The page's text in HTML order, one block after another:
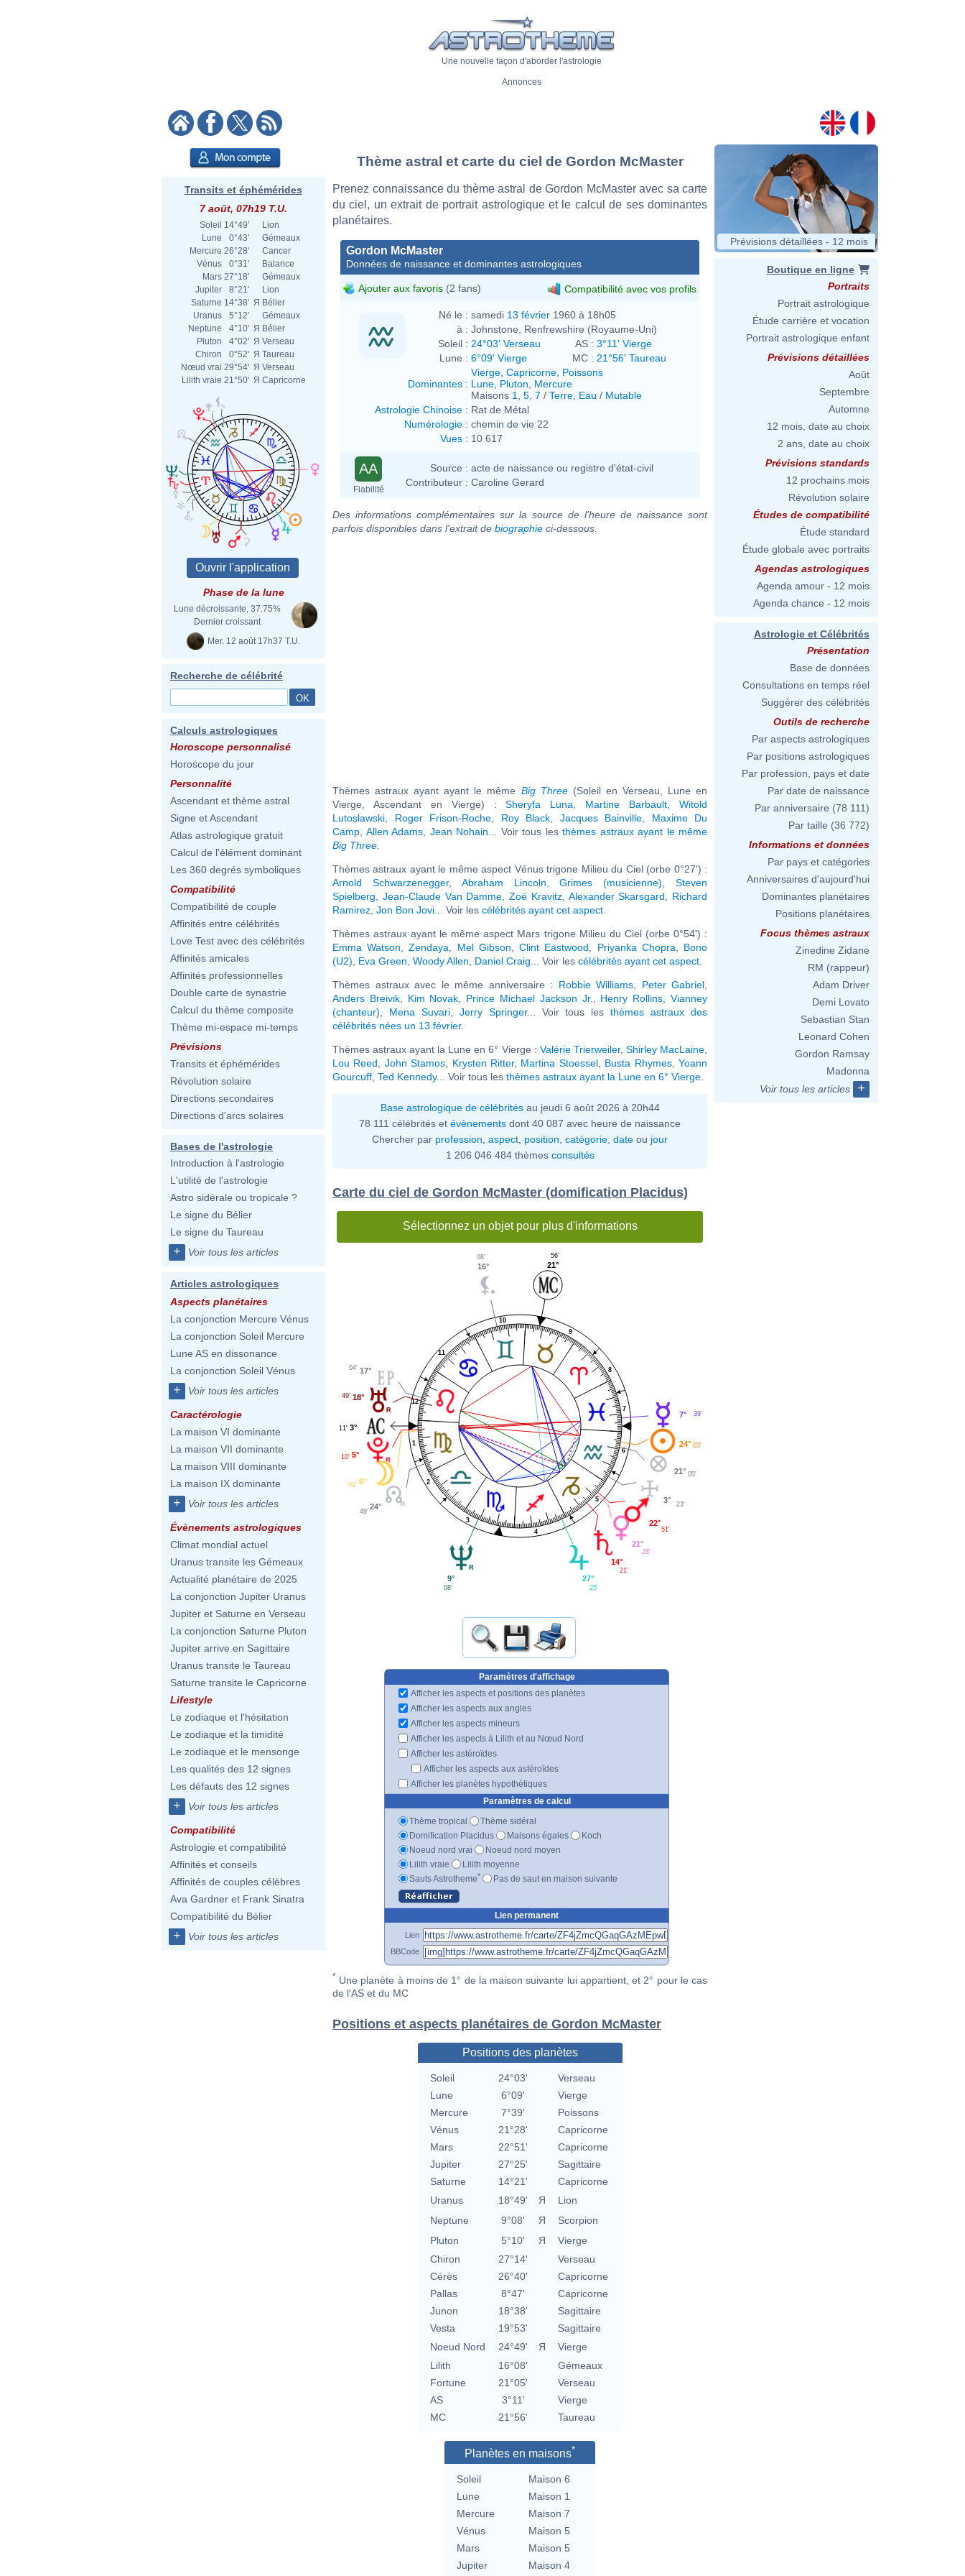
Une nouvelle façon d'aborder l'astrologie
Annonces
Transits et éphémérides
7 août, 07h19 T.U.
Soleil 14°49'
Lion
Lune
0°43'
Gémeaux
Mercure 26°28'
Cancer
Vénus
0°31'
Balance
Mars 27°18'
Gémeaux
Jupiter
8°21'
Lion
Saturne 14°38' Я Bélier
Uranus
5°12'
Gémeaux
Neptune
4°10' Я Bélier
Pluton
4°02' Я Verseau
Chiron
0°52' Я Taureau
Nœud vrai 29°54' Я Verseau
Lilith vraie 21°50' Я Capricorne
Phase de la lune
Lune décroissante, 37.75%
Dernier croissant
Mer. 12 août 17h37 T.U.
Recherche de célébrité
Calculs astrologiques
Horoscope personnalisé
Horoscope du jour
Personnalité
Ascendant et thème astral
Signe et Ascendant
Atlas astrologique gratuit
Calcul de l'élément dominant
Les 360 degrés symboliques
Compatibilité
Compatibilité de couple
Affinités entre célébrités
Love Test avec des célébrités
Affinités amicales
Affinités professionnelles
Double carte de synastrie
Calcul du thème composite
Thème mi-espace mi-temps
Prévisions
Transits et éphémérides
Révolution solaire
Directions secondaires
Directions d'arcs solaires
Bases de l'astrologie
Introduction à l'astrologie
L'utilité de l'astrologie
Astro sidérale ou tropicale ?
Le signe du Bélier
Le signe du Taureau
+ Voir tous les articles
Articles astrologiques
Aspects planétaires
La conjonction Mercure Vénus
La conjonction Soleil Mercure
Lune AS en dissonance
La conjonction Soleil Vénus
+ Voir tous les articles
Caractérologie
La maison VI dominante
La maison VII dominante
La maison VIII dominante
La maison IX dominante
+ Voir tous les articles
Évènements astrologiques
Climat mondial actuel
Uranus transite les Gémeaux
Actualité planétaire de 2025
La conjonction Jupiter Uranus
Jupiter et Saturne en Verseau
La conjonction Saturne Pluton
Jupiter arrive en Sagittaire
Uranus transite le Taureau
Saturne transite le Capricorne
Lifestyle
Le zodiaque et l'hésitation
Le zodiaque et la timidité
Le zodiaque et le mensonge
Les qualités des 12 signes
Les défauts des 12 signes
+ Voir tous les articles
Compatibilité
Astrologie et compatibilité
Affinités et conseils
Affinités de couples célèbres
Ava Gardner et Frank Sinatra
Compatibilité du Bélier
+ Voir tous les articles
Thème astral et carte du ciel de Gordon McMaster
Prenez connaissance du thème astral de Gordon McMaster avec sa carte
du ciel, un extrait de portrait astrologique et le calcul de ses dominantes
planétaires.
Gordon McMaster
Données de naissance et dominantes astrologiques
Ajouter aux favoris (2 fans) Compatibilité avec vos profils
Né le : samedi 13 février 1960 à 18h05
à : Johnstone, Renfrewshire (Royaume-Uni)
Soleil : 24°03' Verseau AS : 3°11' Vierge
Lune : 6°09' Vierge MC : 21°56' Taureau
Dominantes :
Vierge Capricorne Poissons
Lune Pluton
Mercure
Maisons 1 5 7 / Terre Eau / Mutable
Astrologie Chinoise : Rat de Métal
Numérologie : chemin de vie 22
Vues : 10 617
AA
Fiabilité
Source : acte de naissance ou registre d'état-civil
Contributeur : Caroline Gerard
Des informations complémentaires sur la source de l'heure de naissance sont
parfois disponibles dans l'extrait de biographie ci-dessous.
Thèmes astraux ayant ayant le même Big Three(Soleil en Verseau, Lune en
Vierge, Ascendant en Vierge) :Sheryfa Luna Martine Barbault ,Witold
Lutoslawski
Roger Frison-Roche Roy Black Jacques Bainville
Maxime Du
Camp Allen Adams Jean Nohain ... Voir tous les thèmes astraux ayant le même
Big Three
Thèmes astraux ayant le même aspect Vénus trigone Milieu du Ciel (orbe 0°27') :
Arnold Schwarzenegger, Abraham Lincoln ,Grimes (musicienne) ,Steven
Spielberg
Jean-Claude Van Damme Zoë Kravitz, Alexander Skarsgard
Richard
Ramirez Jon Bon Jovi ... Voir les célébrités ayant cet aspect
Thèmes astraux ayant le même aspect Mars trigone Milieu du Ciel (orbe 0°54') :
Emma Watson ,Zendaya Mel Gibson ,Clint Eastwood Priyanka Chopra
Bono
(U2)
Eva Green Woody Allen Daniel Craig ... Voir les célébrités ayant cet aspect
Thèmes astraux avec le même anniversaire : Robbie Williams Peter Gabriel
Anders Breivik, Kim Novak Prince Michael Jackson Jr. Henry Rollins ,Vianney
(chanteur)
Mena Suvari, Jerry Springer... Voir tous lesthèmes astraux des
célébrités nées un 13 février.
Thèmes astraux ayant la Lune en 6° Vierge : Valérie Trierweiler, Shirley MacLaine
Lou Reed
John Stamos Krysten Ritter, Martina Stoessel, Busta Rhymes,Yoann
Gourcuff Ted Kennedy... Voir tous les thèmes astraux ayant la Lune en 6° Vierge
Base astrologique de célébritésau jeudi 6 août 2026 à 20h44
78 111 célébrités et évènements dont 40 087 avec heure de naissance
Chercher par profession aspect position catégorie date ou jour
1 206 046 484 thèmes consultés
Carte du ciel de Gordon McMaster (domification Placidus)
Sélectionnez un objet pour plus d'informations
1
2
3
4
5
6
7
8
9
10
11
12
7° 39'
21°
56'
16°
08'
17°
04'
18°
49'
3°
11'
5°
10'
6°
09'
24°
49'
9°
08'
27°
25'
14°
21'
21°
28'
22°
51'
3°
23'
21° 05'
24° 03'
Paramètres d'affichage
Afficher les aspects et positions des planètes
Afficher les aspects aux angles
Afficher les aspects mineurs
Afficher les aspects à Lilith et au Nœud Nord
Afficher les astéroïdes
Afficher les aspects aux astéroïdes
Afficher les planètes hypothétiques
Paramètres de calcul
Thème tropical
Thème sidéral
Domification Placidus
Maisons égales
Koch
Noeud nord vrai
Noeud nord moyen
Lilith vraie
Lilith moyenne
Sauts Astrotheme* Pas de saut en maison suivante
Lien permanent
Lien
BBCode
* Une planète à moins de 1° de la maison suivante lui appartient, et 2° pour le cas
de l'AS et du MC
Positions et aspects planétaires de Gordon McMaster
Positions des planètes
Soleil 24°03'
Verseau
Lune
6°09'
Vierge
Mercure
7°39'
Poissons
Vénus
21°28'
Capricorne
Mars
22°51'
Capricorne
Jupiter
27°25'
Sagittaire
Saturne
14°21'
Capricorne
Uranus
18°49' Я
Lion
Neptune
9°08' Я
Scorpion
Pluton
5°10' Я
Vierge
Chiron
27°14'
Verseau
Cérès
26°40'
Capricorne
Pallas
8°47'
Capricorne
Junon
18°38'
Sagittaire
Vesta
19°53'
Sagittaire
Noeud Nord
24°49' Я
Vierge
Lilith
16°08'
Gémeaux
Fortune
21°05'
Verseau
AS
3°11'
Vierge
MC
21°56' Taureau
Planètes en maisons*
Soleil
Maison 6
Lune
Maison 1
Mercure
Maison 7
Vénus
Maison 5
Mars
Maison 5
Jupiter
Maison 4
Prévisions détaillées - 12 mois
Boutique en ligne
Portraits
Portrait astrologique
Étude carrière et vocation
Portrait astrologique enfant
Prévisions détaillées
Août
Septembre
Automne
12 mois, date au choix
2 ans, date au choix
Prévisions standards
12 prochains mois
Révolution solaire
Études de compatibilité
Étude standard
Étude globale avec portraits
Agendas astrologiques
Agenda amour - 12 mois
Agenda chance - 12 mois
Astrologie et Célébrités
Présentation
Base de données
Consultations en temps réel
Suggérer des célébrités
Outils de recherche
Par aspects astrologiques
Par positions astrologiques
Par profession, pays et date
Par date de naissance
Par anniversaire (78 111)
Par taille (36 772)
Informations et données
Par pays et catégories
Anniversaires d'aujourd'hui
Dominantes planétaires
Positions planétaires
Focus thèmes astraux
Zinedine Zidane
RM (rappeur)
Adam Driver
Demi Lovato
Sebastian Stan
Leonard Cohen
Gordon Ramsay
Madonna
Voir tous les articles
+